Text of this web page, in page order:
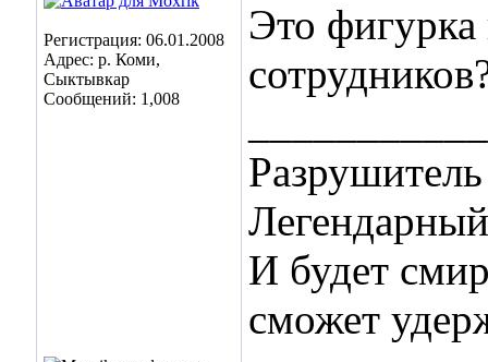
Регистрация: 06.01.2008
Адрес: р. Коми,
Сыктывкар
Сообщений: 1,008
Это
И будет
сможет